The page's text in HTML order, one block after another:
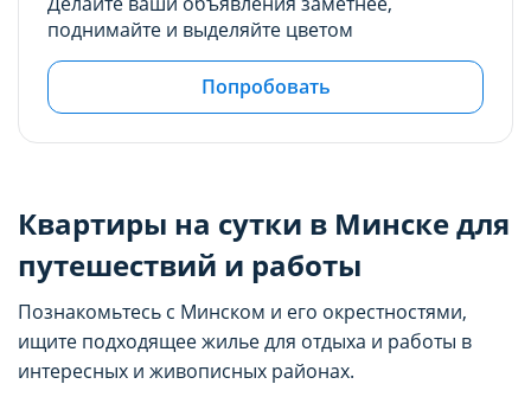
поднимайте и выделяйте цветом
Попробовать
Квартиры на сутки в Минске для
путешествий и работы
Познакомьтесь с Минском и его окрестностями,
ищите подходящее жилье для отдыха и работы в
интересных и живописных районах.